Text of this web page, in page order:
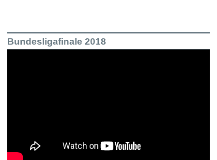
Bundesligafinale 2018